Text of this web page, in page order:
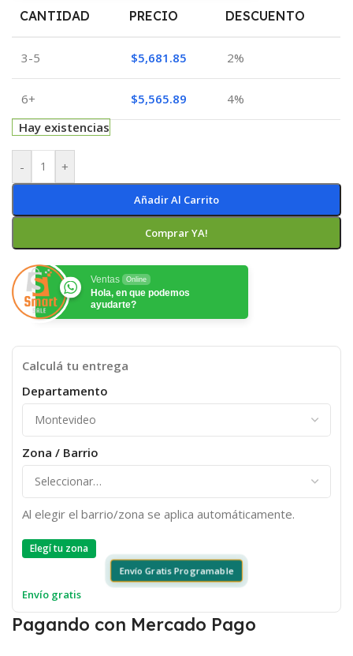
CANTIDAD PRECIO DESCUENTO
3-5 $5,681.85 2%
6+ $5,565.89
4%
Hay existencias
- +
Añadir Al Carrito
Comprar YA!
Ventas Online
Hola, en que podemos
ayudarte?
Calculá tu entrega
Departamento
Zona / Barrio
Al elegir el barrio/zona se aplica automáticamente.
Elegí tu zona
Envío Gratis Programable
Envío gratis
Pagando con Mercado Pago